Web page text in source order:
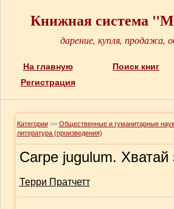
Книжная система
дарение, купля, продажа,
На главную Поиск книг
Регистрация
Категории >> Общественные и гуманитарные
литература (произведения)
Carpe jugulum. Хватай
Терри Пратчетт